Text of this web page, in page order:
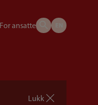
For ansatte
Lukk